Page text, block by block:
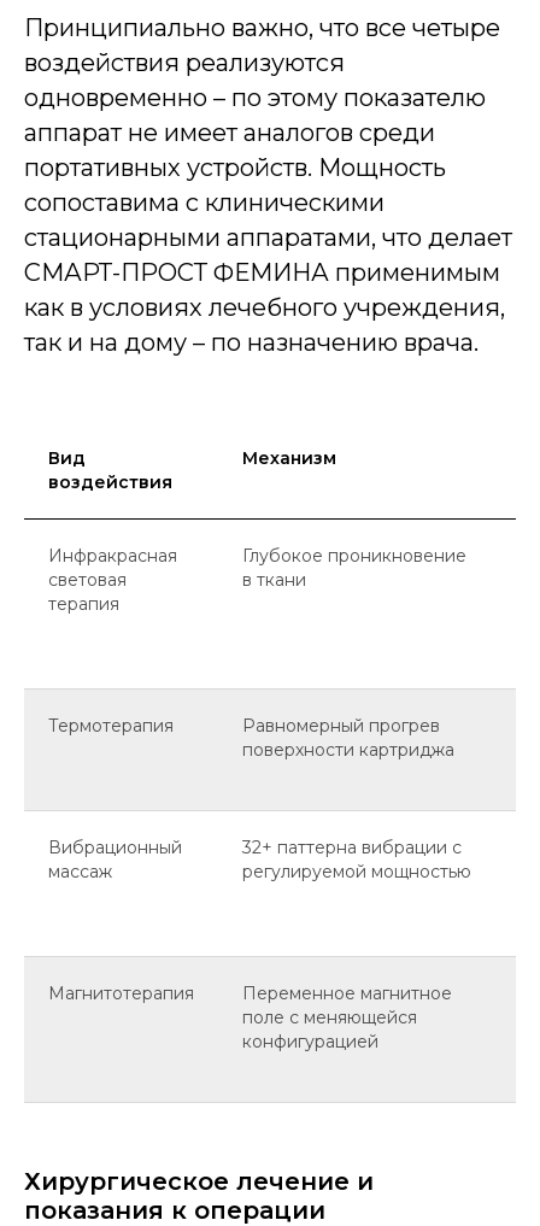
Принципиально важно, что все четыре
воздействия реализуются
одновременно – по этому показателю
аппарат не имеет аналогов среди
портативных устройств. Мощность
сопоставима с клиническими
стационарными аппаратами, что делает
СМАРТ-ПРОСТ ФЕМИНА применимым
как в условиях лечебного учреждения,
так и на дому – по назначению врача.
Вид
воздействия
Механизм
Инфракрасная
световая
терапия
Глубокое проникновение
в ткани
Термотерапия
Равномерный прогрев
поверхности картриджа
Вибрационный
массаж
32+ паттерна вибрации с
регулируемой мощностью
Магнитотерапия
Переменное магнитное
поле с меняющейся
конфигурацией
Хирургическое лечение и
показания к операции